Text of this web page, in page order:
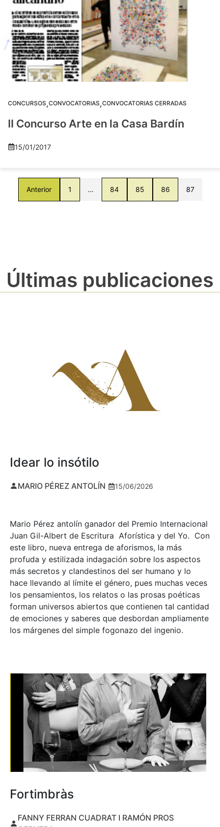
CONCURSOS,CONVOCATORIAS,CONVOCATORIAS CERRADAS
II Concurso Arte en la Casa Bardín
15/01/2017
Anterior 1 … 84 85 86 87
Últimas publicaciones
Idear lo insótilo
MARIO PÉREZ ANTOLÍN 15/06/2026
Mario Pérez antolín ganador del Premio Internacional
Juan Gil-Albert de Escritura Aforística y del Yo. Con
este libro, nueva entrega de aforismos, la más
profuda y estilizada indagación sobre los aspectos
más secretos y clandestinos del ser humano y lo
hace llevando al límite el género, pues muchas veces
los pensamientos, los relatos o las prosas poéticas
forman universos abiertos que contienen tal cantidad
de emociones y saberes que desbordan ampliamente
los márgenes del simple fogonazo del ingenio.
Fortimbràs
FANNY FERRAN CUADRAT I RAMÓN PROS